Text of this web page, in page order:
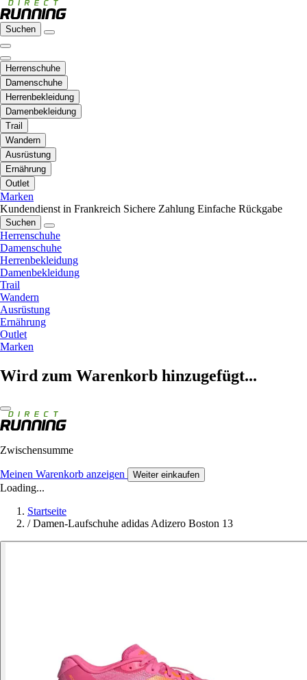
Suchen
Herrenschuhe
Damenschuhe
Herrenbekleidung
Damenbekleidung
Trail
Wandern
Ausrüstung
Ernährung
Outlet
Marken
Kundendienst in Frankreich Sichere Zahlung Einfache Rückgabe
Suchen
Herrenschuhe
Damenschuhe
Herrenbekleidung
Damenbekleidung
Trail
Wandern
Ausrüstung
Ernährung
Outlet
Marken
Wird zum Warenkorb hinzugefügt...
Zwischensumme
Meinen Warenkorb anzeigen Weiter einkaufen
Loading...
Startseite
/ Damen-Laufschuhe adidas Adizero Boston 13